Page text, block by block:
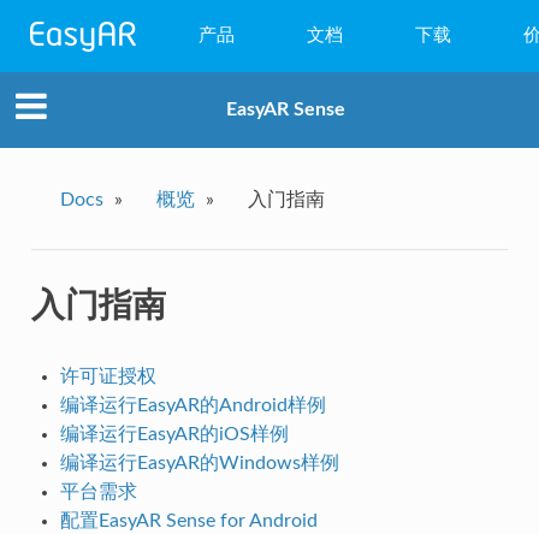
产品
小程序AR
EasyAR Mega
文档 下载
EasyAR Sense
Docs » 概览 » 入门指南
入门指南
许可证授权
编译运行EasyAR的Android样例
编译运行EasyAR的iOS样例
编译运行EasyAR的Windows样例
平台需求
配置EasyAR Sense for Android